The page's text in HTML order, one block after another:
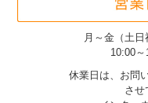
月～金（土日
10:00
休業日は、お問
させ